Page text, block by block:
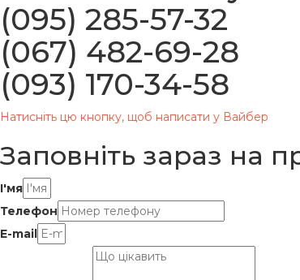
(095) 285-57-32
(067) 482-69-28
(093) 170-34-58
Натисніть цю кнопку, щоб написати у Вайбер
Заповніть зараз на
І'мя
Телефон
E-mail